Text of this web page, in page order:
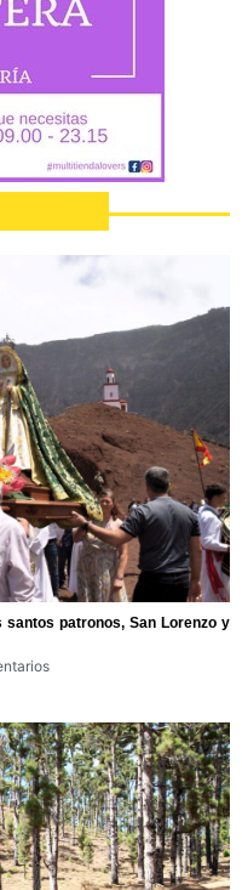
patronos, San Lorenzo y